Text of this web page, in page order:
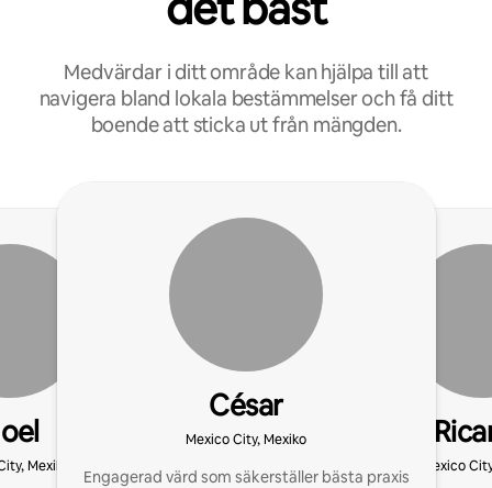
Medvärdar i ditt område kan hjälpa till att
navigera bland lokala bestämmelser och få ditt
boende att sticka ut från mängden.
Mexiko
César
Mexico City, Mexiko
Engagerad värd som säkerställer bästa praxis
Mexico